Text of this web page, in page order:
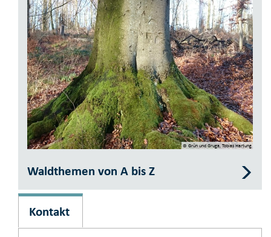
© Grün und Gruga, Tobias Hartung
Waldthemen von A bis Z
Kontakt